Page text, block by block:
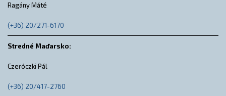
Ragány Máté
(+36) 20/271-6170
Stredné Maďarsko:
Czeróczki Pál
(+36) 20/417-2760